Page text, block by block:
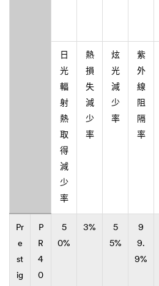
日
光
輻
射
熱
取
得
減
少
率
熱
損
失
減
少
率
炫
光
減
少
率
紫
外
線
阻
隔
率
Pr
e
st
ig
P
R
4
0
5
0%
3%
5
5%
9
9.
9%